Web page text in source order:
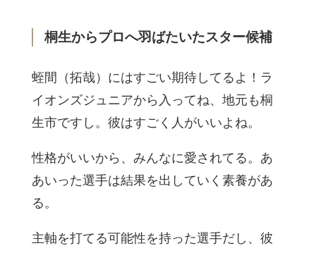
桐生からプロへ羽ばたいたスター候補
蛭間（拓哉）にはすごい期待してるよ！ラ
イオンズジュニアから入ってね、地元も桐
生市ですし。彼はすごく人がいいよね。
性格がいいから、みんなに愛されてる。あ
あいった選手は結果を出していく素養があ
る。
主軸を打てる可能性を持った選手だし、彼